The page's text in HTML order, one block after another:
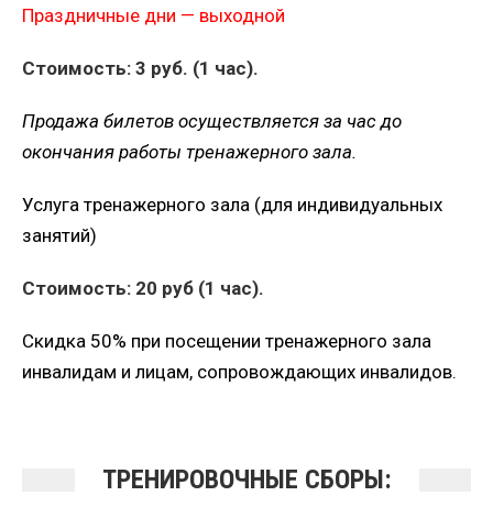
Праздничные дни — выходной
Стоимость: 3 руб. (1 час).
Продажа билетов осуществляется за час до
окончания работы тренажерного зала.
Услуга тренажерного зала (для индивидуальных
занятий)
Стоимость: 20 руб (1 час).
Скидка 50% при посещении тренажерного зала
инвалидам и лицам, сопровождающих инвалидов.
ТРЕНИРОВОЧНЫЕ СБОРЫ: